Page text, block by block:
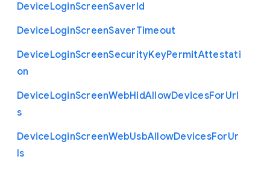
DeviceLoginScreenSaverId
DeviceLoginScreenSaverTimeout
DeviceLoginScreenSecurityKeyPermitAttestati
on
DeviceLoginScreenWebHidAllowDevicesForUrl
s
DeviceLoginScreenWebUsbAllowDevicesForUr
ls